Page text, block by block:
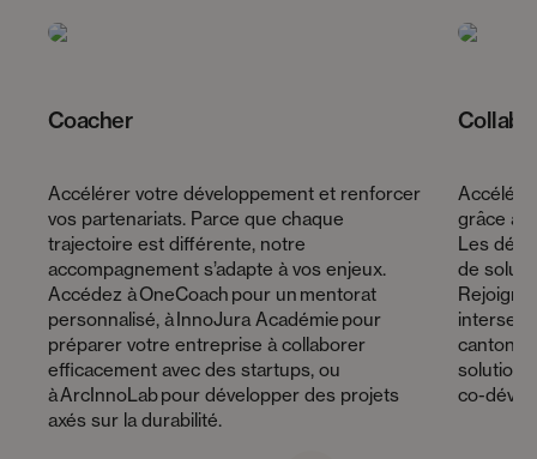
Coacher
Accélérer votre développement et renforcer
vos partenariats. Parce que chaque
trajectoire est différente, notre
accompagnement s’adapte à vos enjeux.
Accédez à OneCoach pour un mentorat
personnalisé, à InnoJura Académie pour
préparer votre entreprise à collaborer
efficacement avec des startups, ou
à ArcInnoLab pour développer des projets
axés sur la durabilité.
grâce à
Les
de
cantons
co-